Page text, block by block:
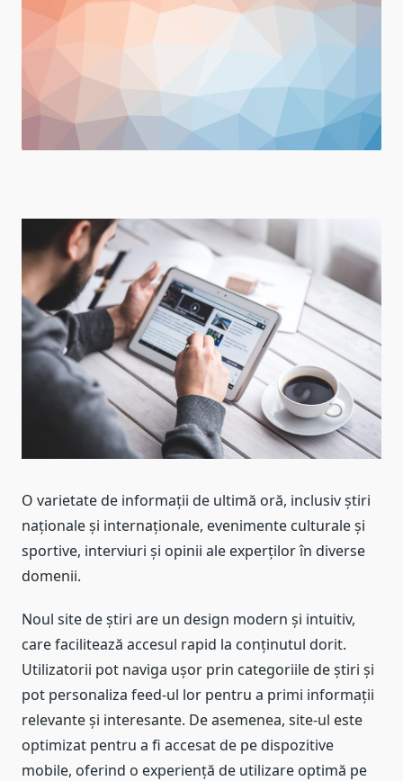
O varietate de informații de ultimă oră, inclusiv știri
naționale și internaționale, evenimente culturale și
sportive, interviuri și opinii ale experților în diverse
domenii.
Noul site de știri are un design modern și intuitiv,
care facilitează accesul rapid la conținutul dorit.
Utilizatorii pot naviga ușor prin categoriile de știri și
pot personaliza feed-ul lor pentru a primi informații
relevante și interesante. De asemenea, site-ul este
optimizat pentru a fi accesat de pe dispozitive
mobile, oferind o experiență de utilizare optimă pe